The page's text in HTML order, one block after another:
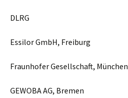
DLRG
Essilor GmbH, Freiburg
Fraunhofer Gesellschaft, München
GEWOBA AG, Bremen